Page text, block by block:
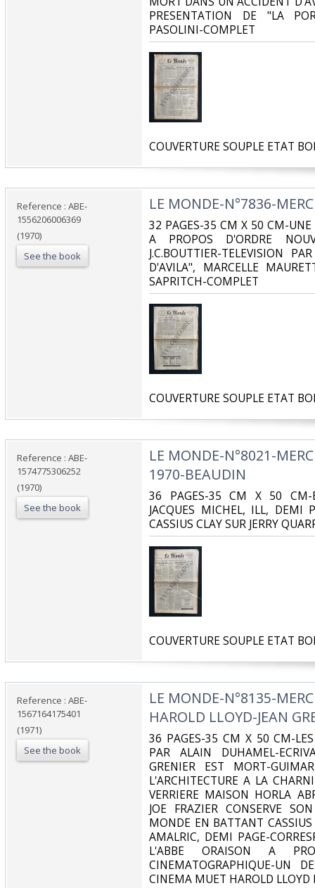
PRESENTATION DE "LA
PASOLINI-COMPLET‎
‎COUVERTURE SOUPLE ETAT
Reference : ABE-
1556206006369
(1970)
See the book
‎LE MONDE-N°7836-
‎32 PAGES-35 CM X 50 CM-UNE
A PROPOS D'ORDRE
J.C.BOUTTIER-TELEVISION
D'AVILA", MARCELLE
SAPRITCH-COMPLET‎
‎COUVERTURE SOUPLE ETAT
Reference : ABE-
1574775306252
(1970)
See the book
‎LE MONDE-N°8021-
1970-BEAUDIN‎
‎36 PAGES-35 CM X 50 CM-
JACQUES MICHEL, ILL, DEMI
CASSIUS CLAY SUR JERRY
‎COUVERTURE SOUPLE ETAT
Reference : ABE-
1567164175401
(1971)
See the book
‎LE MONDE-N°8135-
HAROLD LLOYD-JEAN
‎36 PAGES-35 CM X 50 CM-
PAR ALAIN DUHAMEL-
GRENIER EST MORT-
L'ARCHITECTURE A LA
VERRIERE MAISON HORLA
JOE FRAZIER CONSERVE
MONDE EN BATTANT
AMALRIC, DEMI PAGE-
L'ABBE ORAISON A
CINEMATOGRAPHIQUE-UN
CINEMA MUET HAROLD LLOYD